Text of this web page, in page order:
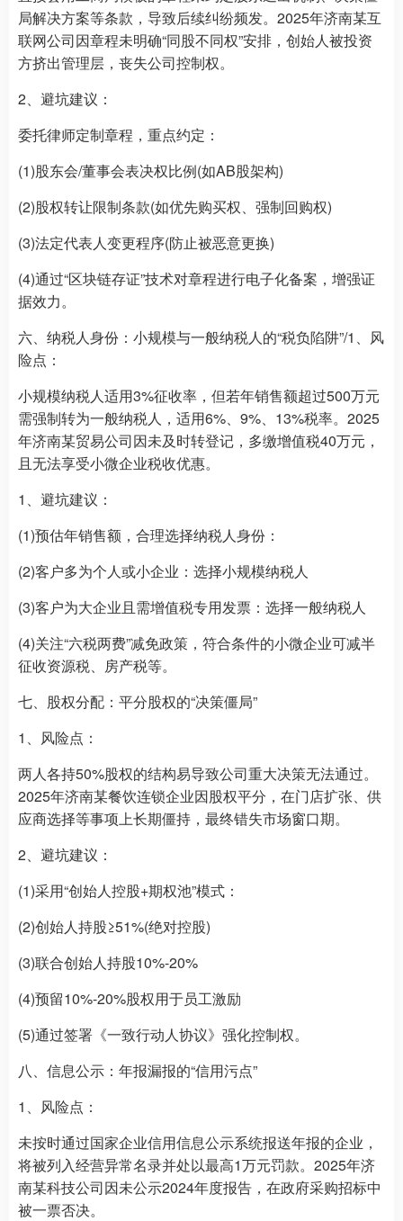
局解决方案等条款，导致后续纠纷频发。2025年济南某互
联网公司因章程未明确“同股不同权”安排，创始人被投资
方挤出管理层，丧失公司控制权。
2、避坑建议：
委托律师定制章程，重点约定：
(1)股东会/董事会表决权比例(如AB股架构)
(2)股权转让限制条款(如优先购买权、强制回购权)
(3)法定代表人变更程序(防止被恶意更换)
(4)通过“区块链存证”技术对章程进行电子化备案，增强证
据效力。
六、纳税人身份：小规模与一般纳税人的“税负陷阱”/1、风
险点：
小规模纳税人适用3%征收率，但若年销售额超过500万元
需强制转为一般纳税人，适用6%、9%、13%税率。2025
年济南某贸易公司因未及时转登记，多缴增值税40万元，
且无法享受小微企业税收优惠。
1、避坑建议：
(1)预估年销售额，合理选择纳税人身份：
(2)客户多为个人或小企业：选择小规模纳税人
(3)客户为大企业且需增值税专用发票：选择一般纳税人
(4)关注“六税两费”减免政策，符合条件的小微企业可减半
征收资源税、房产税等。
七、股权分配：平分股权的“决策僵局”
1、风险点：
两人各持50%股权的结构易导致公司重大决策无法通过。
2025年济南某餐饮连锁企业因股权平分，在门店扩张、供
应商选择等事项上长期僵持，最终错失市场窗口期。
2、避坑建议：
(1)采用“创始人控股+期权池”模式：
(2)创始人持股≥51%(绝对控股)
(3)联合创始人持股10%-20%
(4)预留10%-20%股权用于员工激励
(5)通过签署《一致行动人协议》强化控制权。
八、信息公示：年报漏报的“信用污点”
1、风险点：
未按时通过国家企业信用信息公示系统报送年报的企业，
将被列入经营异常名录并处以最高1万元罚款。2025年济
南某科技公司因未公示2024年度报告，在政府采购招标中
被一票否决。